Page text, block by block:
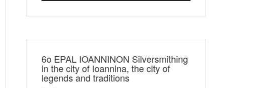
6o EPAL IOANNINON Silversmithing
in the city of Ioannina, the city of
legends and traditions